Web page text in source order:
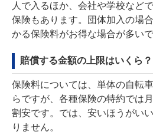
人で入るほか、会社や学校など
保険もあります。団体加入の場
かる保険料がお得な場合が多いで
賠償する金額の上限はいくら？
保険料については、単体の自転
らですが、各種保険の特約では
割安です。では、安いほうがい
りません。